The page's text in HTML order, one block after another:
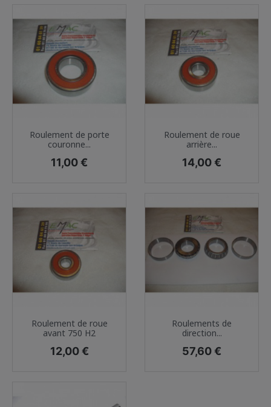
Roulement de porte
couronne...
Prix
11,00 €
Roulement de roue
arrière...
Prix
14,00 €
Roulement de roue
avant 750 H2
Prix
12,00 €
Roulements de
direction...
Prix
57,60 €